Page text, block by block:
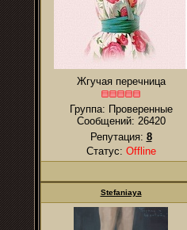
Жгучая перечница
Группа: Проверенные
Сообщений: 26420
Репутация: 8
Статус: Offline
Stefaniaya